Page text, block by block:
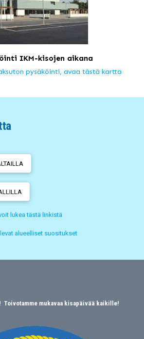
IKM-kisojen aikana
pysäköinti, avaa tästä kartta
lukea tästä linkistä
alueelliset suositukset
Toivotamme mukavaa kisapäivää kaikille!